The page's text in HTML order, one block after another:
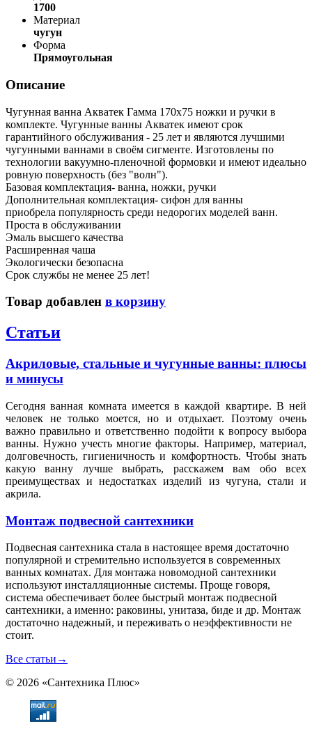
1700
Материал
чугун
Форма
Прямоугольная
Описание
Чугунная ванна Акватек Гамма 170х75 ножки и ручки в
комплекте. Чугунные ванны Акватек имеют срок
гарантийного обслуживания - 25 лет и являются лучшими
чугунными ваннами в своём сигменте. Изготовлены по
технологии вакуумно-пленочной формовки и имеют идеально
ровную поверхность (без "волн").
Базовая комплектация- ванна, ножки, ручки
Дополнительная комплектация- сифон для ванны
приобрела популярность среди недорогих моделей ванн.
Проста в обслуживании
Эмаль высшего качества
Расширенная чаша
Экологически безопасна
Срок службы не менее 25 лет!
Товар добавлен в корзину
Статьи
Акриловые, стальные и чугунные ванны: плюсы
и минусы
Сегодня ванная комната имеется в каждой квартире. В ней
человек не только моется, но и отдыхает. Поэтому очень
важно правильно и ответственно подойти к вопросу выбора
ванны. Нужно учесть многие факторы. Например, материал,
долговечность, гигиеничность и комфортность. Чтобы знать
какую ванну лучше выбрать, расскажем вам обо всех
преимуществах и недостатках изделий из чугуна, стали и
акрила.
Монтаж подвесной сантехники
Подвесная сантехника стала в настоящее время достаточно
популярной и стремительно используется в современных
ванных комнатах. Для монтажа новомодной сантехники
используют инсталляционные системы. Проще говоря,
система обеспечивает более быстрый монтаж подвесной
сантехники, а именно: раковины, унитаза, биде и др. Монтаж
достаточно надежный, и переживать о неэффективности не
стоит.
Все статьи →
© 2026 «Сантехника Плюс»